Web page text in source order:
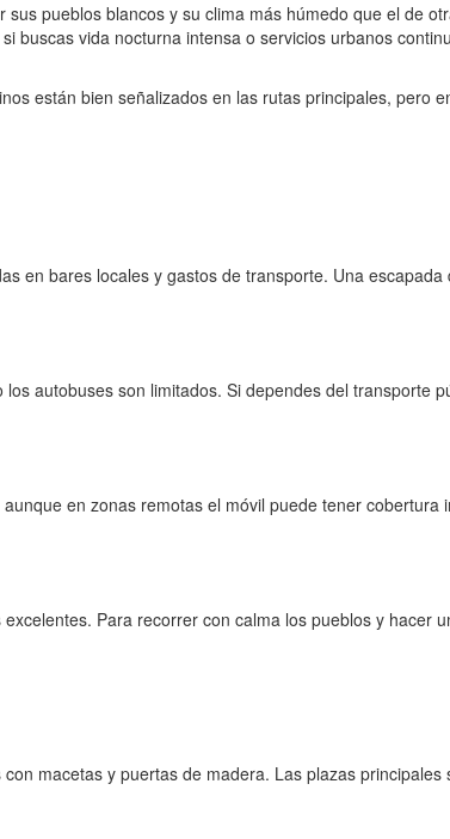
pueblos blancos y su clima más húmedo que el de
vida nocturna intensa o servicios urbanos
están bien señalizados en las rutas principales, pero
en bares locales y gastos de transporte. Una
autobuses son limitados. Si dependes del transporte
en zonas remotas el móvil puede tener
Para recorrer con calma los pueblos y hacer
macetas y puertas de madera. Las plazas